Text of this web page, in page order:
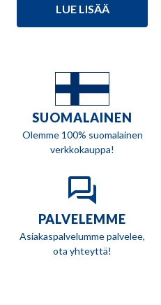
34,95 €.
29,95 €.
LUE LISÄÄ
SUOMALAINEN
Olemme 100% suomalainen
verkkokauppa!
PALVELEMME
Asiakaspalvelumme palvelee,
ota yhteyttä!